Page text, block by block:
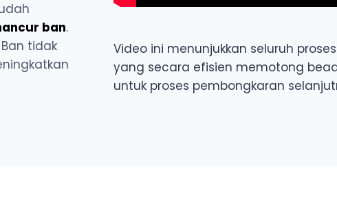
ban.
tidak
Video ini menunjukkan seluruh
yang secara efisien memotong
untuk proses pembongkaran